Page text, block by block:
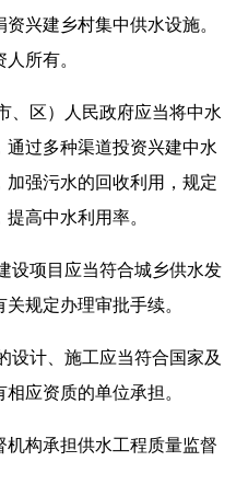
兴建乡村集中供水设施。
所有。
、区）人民政府应当将中水
过多种渠道投资兴建中水
强污水的回收利用，规定
高中水利用率。
设项目应当符合城乡供水发
规定办理审批手续。
设计、施工应当符合国家及
应资质的单位承担。
机构承担供水工程质量监督